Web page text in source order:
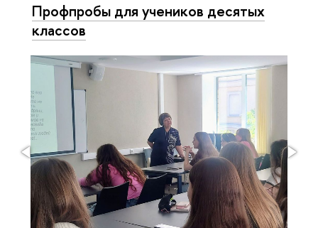
Профпробы для учеников десятых
классов